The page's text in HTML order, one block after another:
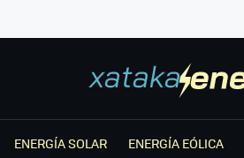
ENERGÍA SOLAR ENERGÍA EÓLICA